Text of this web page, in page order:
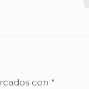
con *